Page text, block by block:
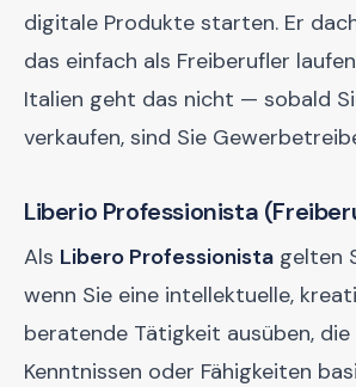
digitale Produkte starten. Er
das einfach als Freiberufler
Italien geht das nicht — sobald
verkaufen, sind Sie
Liberio Professionista
Als Libero Professionista gelten
wenn Sie eine intellektuelle,
beratende Tätigkeit ausüben, die
Kenntnissen oder Fähigkeiten